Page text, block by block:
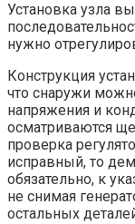
Установка узла
нужно
Конструкция
что снаружи
напряжения и
осматриваются
проверка
исправный, то
обязательно, к
не снимая
остальных